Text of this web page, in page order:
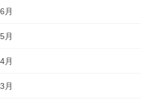
月
月
月
月